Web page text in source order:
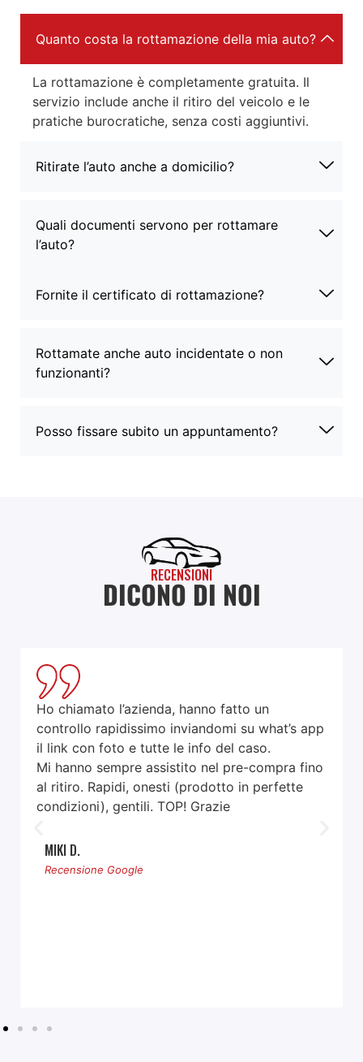
Quanto costa la rottamazione della mia auto?
La rottamazione è completamente gratuita. Il
servizio include anche il ritiro del veicolo e le
pratiche burocratiche, senza costi aggiuntivi.
Ritirate l’auto anche a domicilio?
Quali documenti servono per rottamare
l’auto?
Fornite il certificato di rottamazione?
Rottamate anche auto incidentate o non
funzionanti?
Posso fissare subito un appuntamento?
RECENSIONI
DICONO DI NOI
Ho chiamato l’azienda, hanno fatto un
controllo rapidissimo inviandomi su what’s app
il link con foto e tutte le info del caso.
Mi hanno sempre assistito nel pre-compra fino
al ritiro. Rapidi, onesti (prodotto in perfette
condizioni), gentili. TOP! Grazie
MIKI D.
Recensione Google